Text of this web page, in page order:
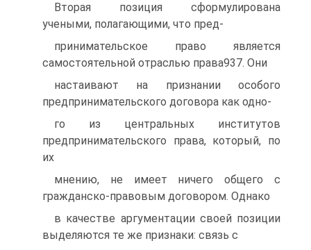
Вторая позиция сформулирована
учеными, полагающими, что пред-
принимательское право является
самостоятельной отраслью права937. Они
настаивают на признании особого
предпринимательского договора как одно-
го из центральных институтов
предпринимательского права, который, по
их
мнению, не имеет ничего общего с
гражданско-правовым договором. Однако
в качестве аргументации своей позиции
выделяются те же признаки: связь с